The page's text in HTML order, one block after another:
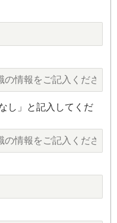
し」と記入してくだ